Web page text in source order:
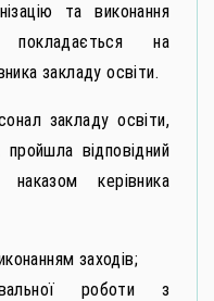
та виконання
покладається на
закладу освіти.
закладу освіти,
відповідний
керівника
заходів;
роботи з